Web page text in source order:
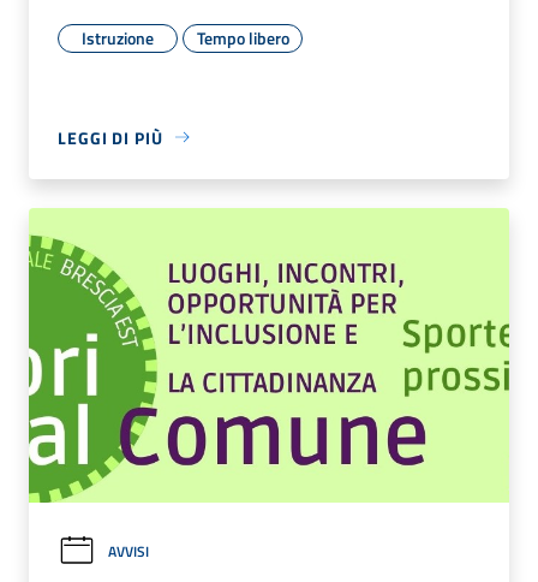
Istruzione Tempo libero
LEGGI DI PIÙ
AVVISI